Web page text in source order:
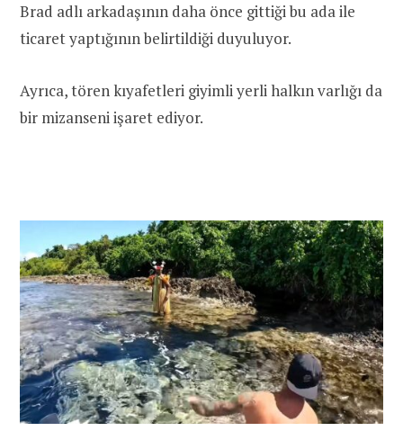
Brad adlı arkadaşının daha önce gittiği bu ada ile
ticaret yaptığının belirtildiği duyuluyor.
Ayrıca, tören kıyafetleri giyimli yerli halkın varlığı da
bir mizanseni işaret ediyor.